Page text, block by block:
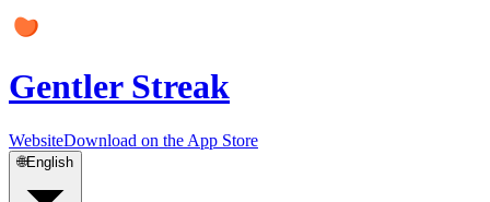
Gentler Streak
WebsiteDownload on the App Store
🌐English